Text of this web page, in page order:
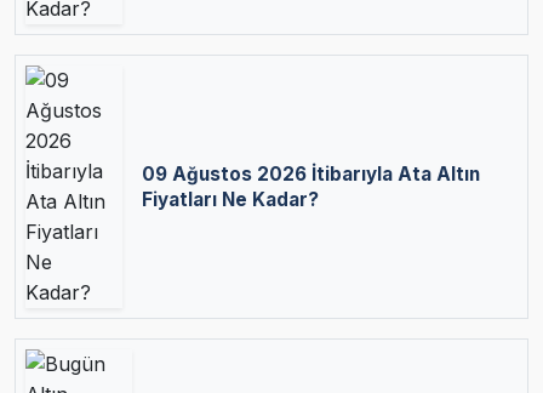
09 Ağustos 2026 İtibarıyla Ata Altın
Fiyatları Ne Kadar?